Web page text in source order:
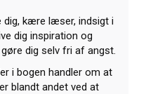
dig, kære læser, indsigt i
dig inspiration og
dig selv fri af angst.
i bogen handler om at
blandt andet ved at